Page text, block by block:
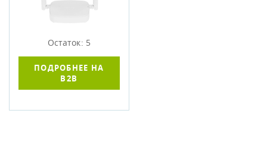
Остаток: 5
ПОДРОБНЕЕ НА
B2B